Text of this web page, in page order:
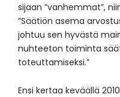
sijaan ”vanhemmat”,
”Säätiön asema
johtuu sen hyvästä
nuhteeton toiminta
toteuttamiseksi.”
Ensi kertaa keväällä